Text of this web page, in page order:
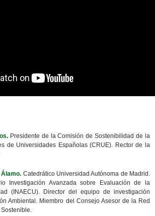
. Presidente de la Comisión de Sostenibilidad de la
de Universidades Españolas (CRUE). Rector de la
Álamo. Catedrático Universidad Autónoma de Madrid.
Investigación Avanzada sobre Evaluación de la
(INAECU). Director del equipo de investigación
Ambiental. Miembro del Consejo Asesor de la Red